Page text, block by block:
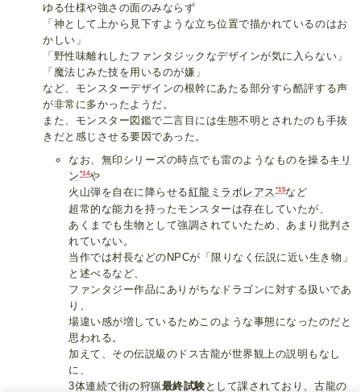
ゆる仕様や強さの面のみならず
「神として上から見下すような立ち位置で描かれているのはお
かしい」
「野性味離れしたファンタジックなデザインが気に入らない」
「魔法じみた技を用いるのが嫌」
など、モンスターデザインの根幹にあたる部分すら酷評する声
が非常に多かったようだ。
また、モンスター図鑑で二言目には生態不明とされたのも手抜
きだと感じさせる要因であった。
なお、無印シリーズの時点でも雷のようなものを操るキリ
ン*14や
火山弾を自在に降らせる紅龍ミラボレアス *15など
超常的な能力を持ったモンスターは存在していたが、
あくまでも生物として強調されていたため、あまり批判さ
れていない。
当作では村長などのNPCが「限りなく伝説に近い生き物」
と述べるなど、
ファンタジー作品にありがちなドラゴンに対する扱いであ
り、
場違い感が増しているためこのような事態になったのだと
思われる。
加えて、その伝説級のドス古龍が世界観上の説明もなし
に、
3体連続で街の狩猟最終試験 として課されており、古龍の